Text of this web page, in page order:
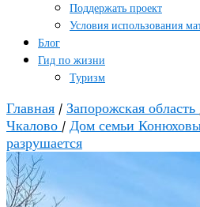
Поддержать проект
Условия использования
Блог
Гид по жизни
Туризм
Главная / Запорожская область
Чкалово / Дом семьи
разрушается